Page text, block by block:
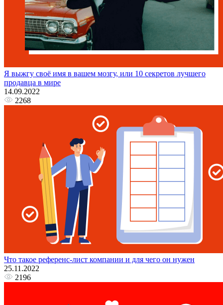
Я выжгу своё имя в вашем мозгу, или 10 секретов лучшего
продавца в мире
14.09.2022
2268
Что такое референс-лист компании и для чего он нужен
25.11.2022
2196